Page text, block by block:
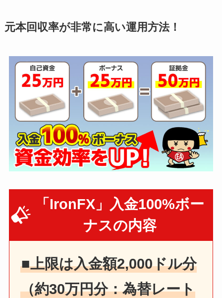
元本回収率が非常に高い運用方法！
「IronFX」入金100%ボー
ナスの内容
■上限は入金額2,000ドル分
（約30万円分：為替レート